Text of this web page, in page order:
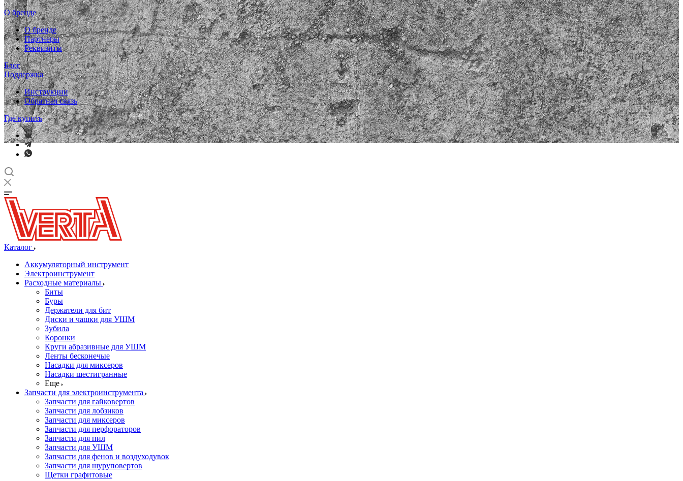
О бренде
О бренде
Партнеры
Реквизиты
Блог
Поддержка
Инструкции
Обратная связь
Где купить
Каталог
Аккумуляторный инструмент
Электроинструмент
Расходные материалы
Биты
Буры
Держатели для бит
Диски и чашки для УШМ
Зубила
Коронки
Круги абразивные для УШМ
Ленты бесконечые
Насадки для миксеров
Насадки шестигранные
Еще
Запчасти для электроинструмента
Запчасти для гайковертов
Запчасти для лобзиков
Запчасти для миксеров
Запчасти для перфораторов
Запчасти для пил
Запчасти для УШМ
Запчасти для фенов и воздуходувок
Запчасти для шуруповертов
Щетки графитовые